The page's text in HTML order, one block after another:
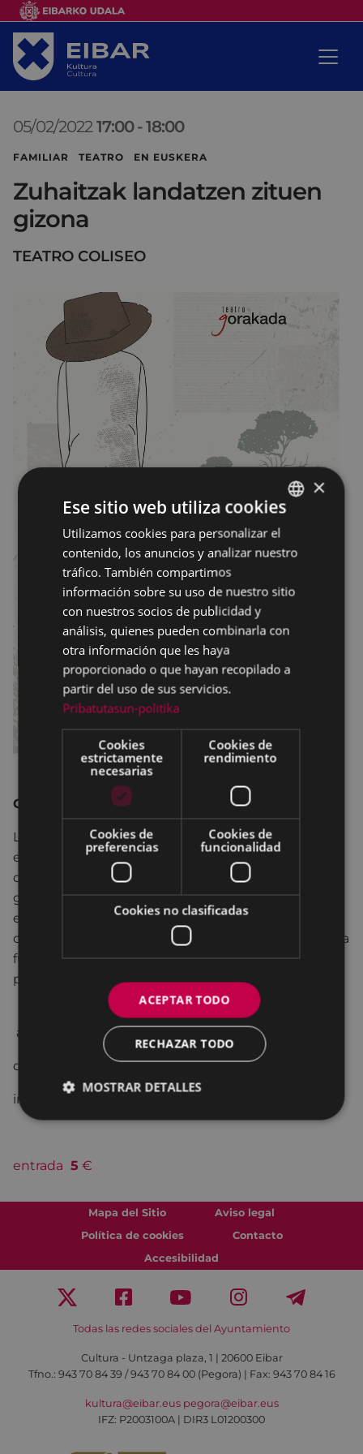
05/02/2022 17:00 -18:00
FAMILIAR TEATRO EN EUSKERA
Zuhaitzak landatzen zituen
gizona
TEATRO COLISEO
GORAKADA
La historia del encuentro del alma de dos hombres
en medio de una soledad indescriptible. De telón
de fondo los avatares de la historia europea, las dos
guerras mundiales, el nacimiento de la conciencia
ecológica, el discurso vacío de la política... Todo
contado desde el entendimiento de la naturaleza, la
fuerza creativa del ser humano y el amor a los
pequeños detalles.
autor Jean Gionno
dirección José Carlos García
intérpretes
entrada 5 €
Mapa del Sitio
Aviso legal
Política de cookies
Contacto
Accesibilidad
Todas las redes sociales del Ayuntamiento
Cultura - Untzaga plaza, 1 | 20600 Eibar
Tfno.: 943 70 84 39 / 943 70 84 00 (Pegora) | Fax: 943 70 84 16
kultura@eibar.eus pegora@eibar.eus
IFZ: P2003100A | DIR3 L01200300
BASQUE
SPANISH
×
Ese sitio web utiliza cookies
Utilizamos cookies para personalizar el
contenido, los anuncios y analizar nuestro
tráfico. También compartimos
información sobre su uso de nuestro sitio
con nuestros socios de publicidad y
análisis, quienes pueden combinarla con
otra información que les haya
proporcionado o que hayan recopilado a
partir del uso de sus servicios.
Pribatutasun-politika
Cookies
estrictamente
necesarias
Cookies de
rendimiento
Cookies de
preferencias
Cookies de
funcionalidad
Cookies no clasificadas
ACEPTAR TODO
RECHAZAR TODO
MOSTRAR DETALLES